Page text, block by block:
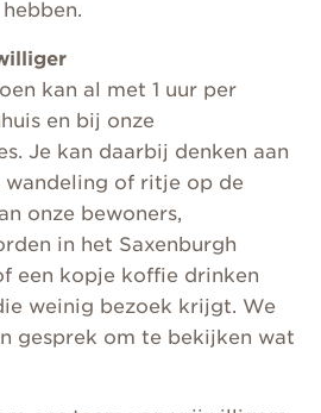
kan al met 1 uur per
en bij onze
Je kan daarbij denken aan
wandeling of ritje op de
onze bewoners,
in het Saxenburgh
een kopje koffie drinken
weinig bezoek krijgt. We
gesprek om te bekijken wat